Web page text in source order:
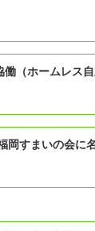
働（ホームレス
岡すまいの会に